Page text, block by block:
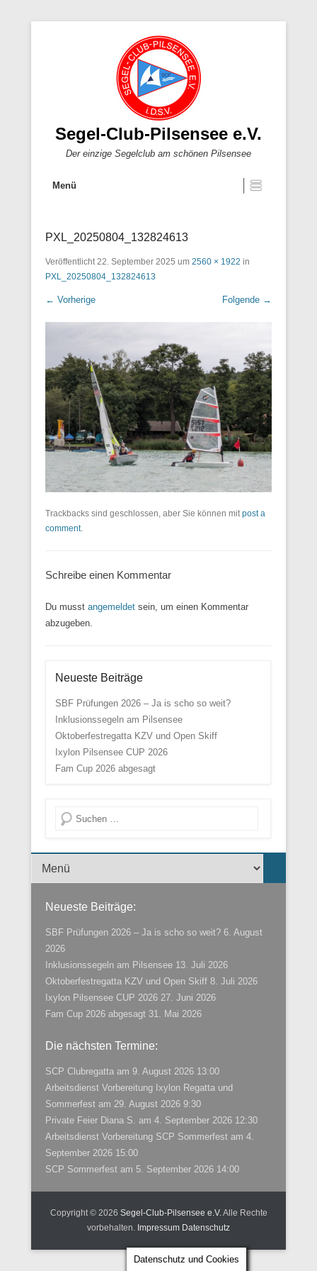
Segel-Club-Pilsensee e.V.
Der einzige Segelclub am schönen Pilsensee
Menü
PXL_20250804_132824613
Veröffentlicht22. September 2025 um 2560 × 1922 in
PXL_20250804_132824613
← Vorherige Folgende →
Trackbacks sind geschlossen, aber Sie können mitpost a
comment.
Schreibe einen Kommentar
Du musst angemeldet sein, um einen Kommentar
abzugeben.
Neueste Beiträge
SBF Prüfungen 2026 – Ja is scho so weit?
Inklusionssegeln am Pilsensee
Oktoberfestregatta KZV und Open Skiff
Ixylon Pilsensee CUP 2026
Fam Cup 2026 abgesagt
Suche
Menü der Fußzeile
Neueste Beiträge:
SBF Prüfungen 2026 – Ja is scho so weit? 6. August
2026
Inklusionssegeln am Pilsensee 13. Juli 2026
Oktoberfestregatta KZV und Open Skiff 8. Juli 2026
Ixylon Pilsensee CUP 2026 27. Juni 2026
Fam Cup 2026 abgesagt 31. Mai 2026
Die nächsten Termine:
SCP Clubregatta am 9. August 2026 13:00
Arbeitsdienst Vorbereitung Ixylon Regatta und
Sommerfest am 29. August 2026 9:30
Private Feier Diana S. am 4. September 2026 12:30
Arbeitsdienst Vorbereitung SCP Sommerfest am 4.
September 2026 15:00
SCP Sommerfest am 5. September 2026 14:00
Copyright © 2026 Segel-Club-Pilsensee e.V.Alle Rechte
vorbehalten. Impressum Datenschutz
Datenschutz und Cookies